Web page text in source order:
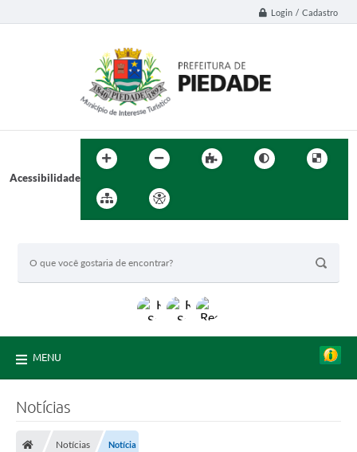
Login / Cadastro
Acessibilidade
MENU
Notícias
Notícias Notícia